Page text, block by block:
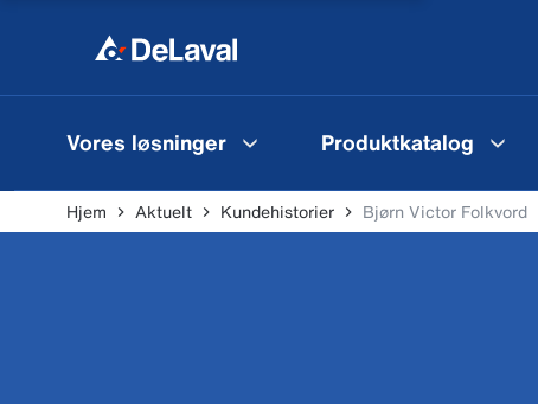
Vores løsninger Produktkatalog
Hjem Aktuelt Kundehistorier Bjørn Victor Folkvord